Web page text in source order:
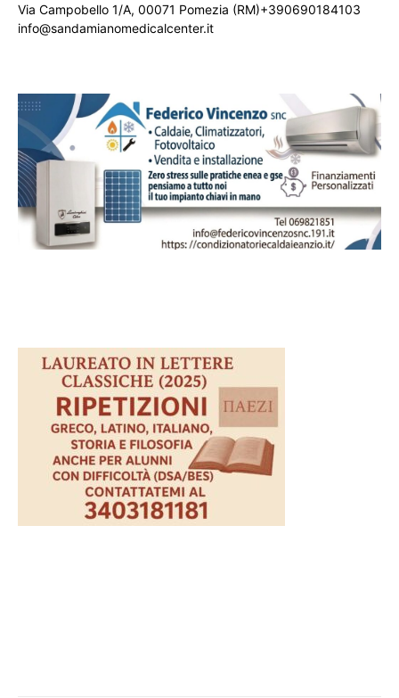
Via Campobello 1/A, 00071 Pomezia (RM)+390690184103
info@sandamianomedicalcenter.it